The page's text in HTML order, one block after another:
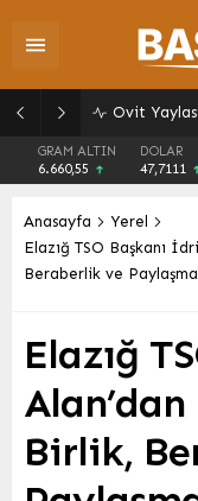
GRAM ALTIN
6.660,55
DOLAR
47,7111
Anasayfa
Yerel
Elazığ TSO Başkanı
Beraberlik ve
Elazığ
Birlik,